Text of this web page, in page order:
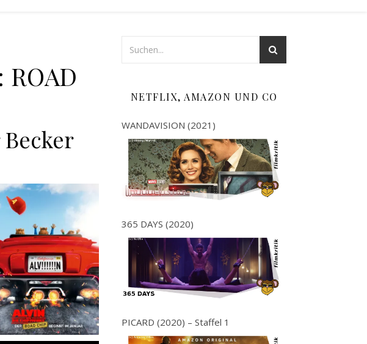
Becker
NETFLIX, AMAZON UND CO
WANDAVISION (2021)
365 DAYS (2020)
PICARD (2020) – Staffel 1